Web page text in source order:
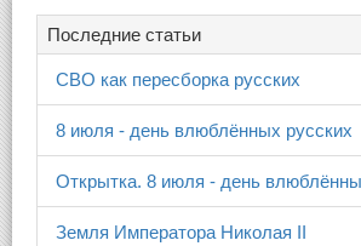
Последние статьи
СВО как пересборка русских
8 июля - день влюблённых русских
Открытка. 8 июля - день
Земля Императора Николая II